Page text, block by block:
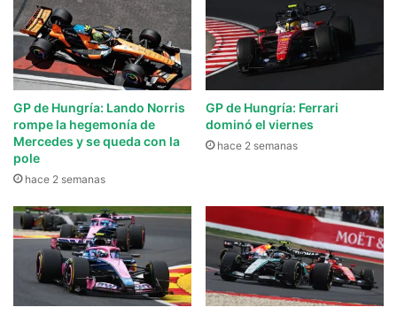
GP de Hungría: Lando Norris
rompe la hegemonía de
Mercedes y se queda con la
pole
hace 2 semanas
GP de Hungría: Ferrari
dominó el viernes
hace 2 semanas